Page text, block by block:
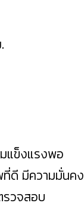
แข็งแรงพอ
ที่ดี มีความมั่นคง
รวจสอบ